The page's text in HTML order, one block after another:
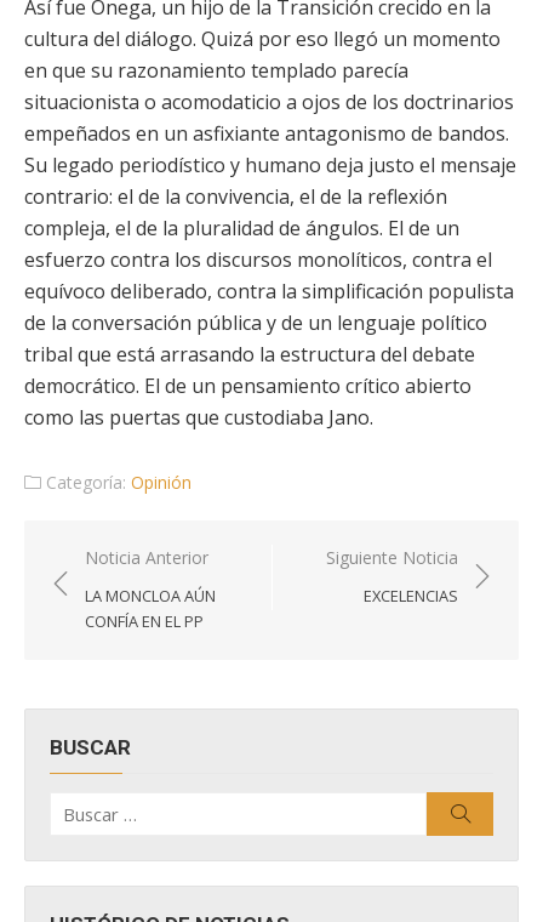
Así fue Ónega, un hijo de la Transición crecido en la
cultura del diálogo. Quizá por eso llegó un momento
en que su razonamiento templado parecía
situacionista o acomodaticio a ojos de los doctrinarios
empeñados en un asfixiante antagonismo de bandos.
Su legado periodístico y humano deja justo el mensaje
contrario: el de la convivencia, el de la reflexión
compleja, el de la pluralidad de ángulos. El de un
esfuerzo contra los discursos monolíticos, contra el
equívoco deliberado, contra la simplificación populista
de la conversación pública y de un lenguaje político
tribal que está arrasando la estructura del debate
democrático. El de un pensamiento crítico abierto
como las puertas que custodiaba Jano.
Categoría: Opinión
Navegación
de
entradas
Noticia Anterior
LA MONCLOA AÚN
CONFÍA EN EL PP
Siguiente Noticia
EXCELENCIAS
BUSCAR
por: